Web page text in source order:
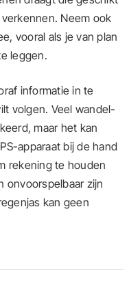
Neem ook
vooral als je van plan
leggen.
informatie in te
volgen. Veel wandel-
maar het kan
apparaat bij de hand
rekening te houden
onvoorspelbaar zijn
kan geen